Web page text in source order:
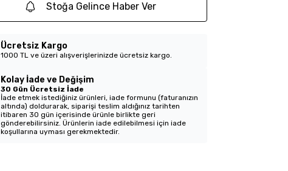
Stoğa Gelince Haber Ver
Ücretsiz Kargo
1000 TL ve üzeri alışverişlerinizde ücretsiz kargo.
Kolay İade ve Değişim
30 Gün Ücretsiz İade
İade etmek istediğiniz ürünleri, iade formunu (faturanızın
altında) doldurarak, siparişi teslim aldığınız tarihten
itibaren 30 gün içerisinde ürünle birlikte geri
gönderebilirsiniz. Ürünlerin iade edilebilmesi için iade
koşullarına uyması gerekmektedir.